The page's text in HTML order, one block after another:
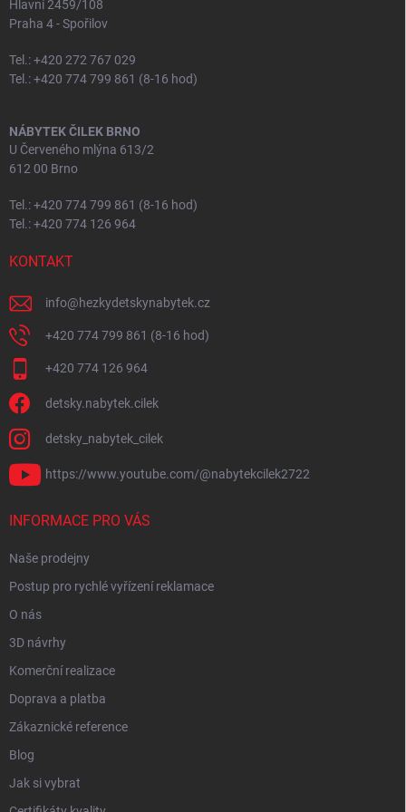
Hlavní 2459/108
Praha 4 - Spořilov
Tel.: +420 272 767 029
Tel.: +420 774 799 861 (8-16 hod)
NÁBYTEK ČILEK BRNO
U Červeného mlýna 613/2
612 00 Brno
Tel.: +420 774 799 861 (8-16 hod)
Tel.: +420 774 126 964
KONTAKT
info@hezkydetskynabytek.cz
+420 774 799 861 (8-16 hod)
+420 774 126 964
detsky.nabytek.cilek
detsky_nabytek_cilek
https://www.youtube.com/@nabytekcilek2722
INFORMACE PRO VÁS
Naše prodejny
Postup pro rychlé vyřízení reklamace
O nás
3D návrhy
Komerční realizace
Doprava a platba
Zákaznické reference
Blog
Jak si vybrat